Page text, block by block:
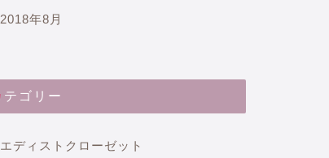
2018年8月
カテゴリー
エディストクローゼット